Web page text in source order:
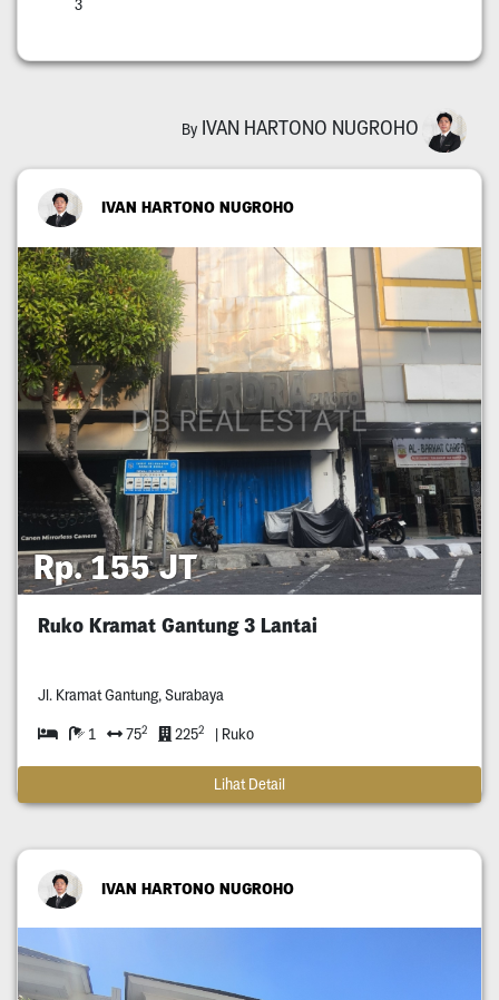
3
By IVAN HARTONO NUGROHO
IVAN HARTONO NUGROHO
Rp. 155 JT
Ruko Kramat Gantung 3 Lantai
Jl. Kramat Gantung, Surabaya
1 752 2252 | Ruko
Lihat Detail
IVAN HARTONO NUGROHO